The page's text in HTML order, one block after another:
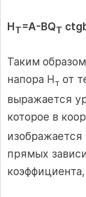
HT=A-ВQT
Таким
напора Нт от
выражается
которое в
прямых